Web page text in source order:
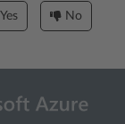
Yes No